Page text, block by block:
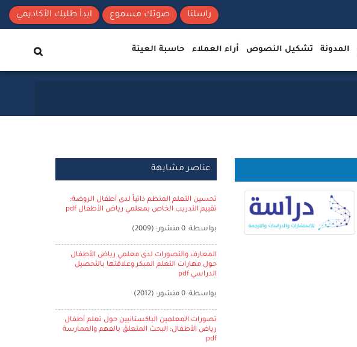
ابدأ طلبك الأكاديمي صوتك مسموع راسلنا
المدونة تشكيل النصوص أراء العملاء حاسبة العينة
عناصر مشابهة
تحسين التعلم المنظم ذاتياً لدى أطفال الروضة:
تقييم التدريب الخاص بمعلمي رياض الأطفال pdf
بواسطة: 0 منشور: (2009)
المعارف والتصورات لدى معلمي رياض الأطفال
حول مهارات التعلم المبكر وعلاقتها بالتحصيل
الدراسي pdf
بواسطة: 0 منشور: (2012)
تصورات المعلمين الباكستانيين حول تعلم أطفال
رياض الأطفال: البحث المتعلق بالفهم والممارسة
pdf